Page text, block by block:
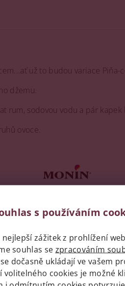
už to budou variace Piňa-
džemu.
rum, sodovou vodu a pár kapek
ovoce.
s používáním
nejlepší zážitek z prohlížení
souhlas se zpracováním
dočasně ukládají ve vašem
volitelného cookies je možné